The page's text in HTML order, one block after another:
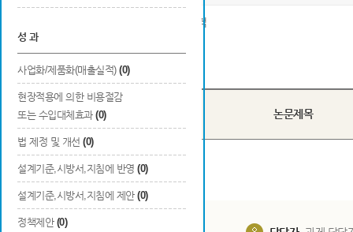
성 과
사업화/제품화(매출실적) (0)
현장적용에 의한 비용절감
또는 수입대체효과 (0)
법 제정 및 개선 (0)
설계기준,시방서,지침에 반영 (0)
설계기준,시방서,지침에 제안 (0)
정책제안 (0)
※ 국내 및 국외 학술회의에서 발표한 논문 실적
Total0건
번호
국내/
국외
논문제목